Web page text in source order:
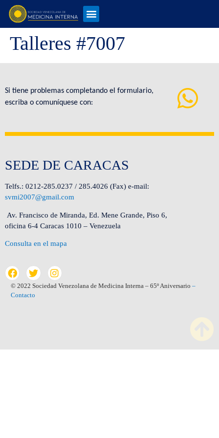
Talleres #7007
Si tiene problemas completando el formulario,
escriba o comuníquese con:
SEDE DE CARACAS
Telfs.: 0212-285.0237 / 285.4026 (Fax) e-mail:
svmi2007@gmail.com
Av. Francisco de Miranda, Ed. Mene Grande, Piso 6,
oficina 6-4 Caracas 1010 – Venezuela
Consulta en el mapa
© 2022 Sociedad Venezolana de Medicina Interna – 65º Aniversario –
Contacto